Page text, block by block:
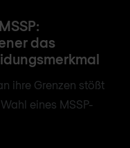
das
ihre Grenzen stößt
eines MSSP-